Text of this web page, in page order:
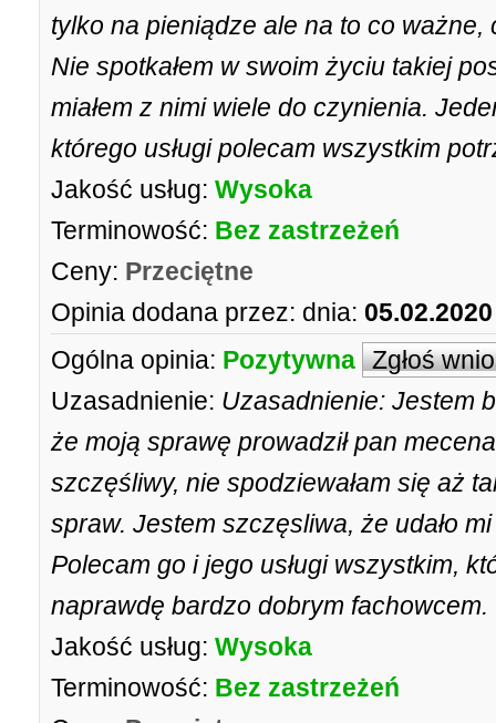
tylko na pieniądze ale na to co ważne,
Nie spotkałem w swoim życiu takiej
miałem z nimi wiele do czynienia.
którego usługi polecam wszystkim
Jakość usług: Wysoka
Terminowość: Bez zastrzeżeń
Ceny: Przeciętne
Opinia dodana przez: dnia:
Ogólna opinia: Pozytywna Zgłoś
Uzasadnienie: Uzasadnienie: Jestem
że moją sprawę prowadził pan
szczęśliwy, nie spodziewałam się aż
spraw. Jestem szczęsliwa, że udało
Polecam go i jego usługi wszystkim,
naprawdę bardzo dobrym fachowcem.
Jakość usług: Wysoka
Terminowość: Bez zastrzeżeń